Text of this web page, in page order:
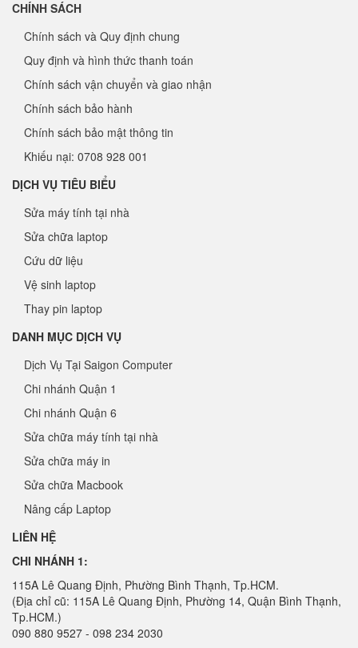
CHÍNH SÁCH
Chính sách và Quy định chung
Quy định và hình thức thanh toán
Chính sách vận chuyển và giao nhận
Chính sách bảo hành
Chính sách bảo mật thông tin
Khiếu nại: 0708 928 001
DỊCH VỤ TIÊU BIỂU
Sửa máy tính tại nhà
Sửa chữa laptop
Cứu dữ liệu
Vệ sinh laptop
Thay pin laptop
DANH MỤC DỊCH VỤ
Dịch Vụ Tại Saigon Computer
Chi nhánh Quận 1
Chi nhánh Quận 6
Sửa chữa máy tính tại nhà
Sửa chữa máy in
Sửa chữa Macbook
Nâng cấp Laptop
LIÊN HỆ
CHI NHÁNH 1:
115A Lê Quang Định, Phường Bình Thạnh, Tp.HCM.
(Địa chỉ cũ: 115A Lê Quang Định, Phường 14, Quận Bình Thạnh,
Tp.HCM.)
090 880 9527 - 098 234 2030